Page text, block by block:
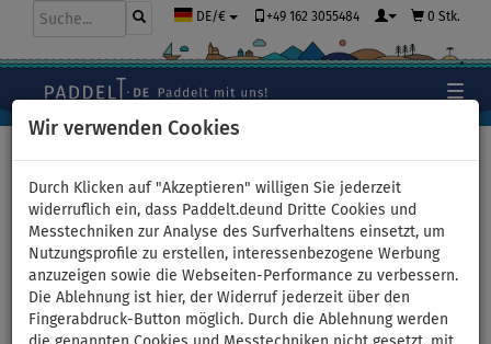
Wir verwenden Cookies
Durch Klicken auf "Akzeptieren" willigen Sie jederzeit
widerruflich ein, dass Paddelt.deund Dritte Cookies und
Messtechniken zur Analyse des Surfverhaltens einsetzt, um
Nutzungsprofile zu erstellen, interessenbezogene Werbung
anzuzeigen sowie die Webseiten-Performance zu verbessern.
Die Ablehnung ist hier, der Widerruf jederzeit über den
Fingerabdruck-Button möglich. Durch die Ablehnung werden
DE/€ +49 162 3055484 0 Stk.
STX iWindsurf WS 280 incl.
EVOLVE RIG compact -